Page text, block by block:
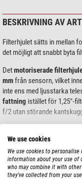
BESKRIVNING AV
Filterhjulet sätts in mellan
det möjligt att snabbt byta
Detmotoriserade
mmfrån sensorn, vilket
inte ens med ljusstarka
fattning istället för 1,25"-
f/2 utan störande
filterhjulet via kamerans
medföljer om du inte vill
Visa mer...
TEKNISKA DATA
We use cookies
We use cookies to
information about your use of
who may combine it with
they’ve collected from your